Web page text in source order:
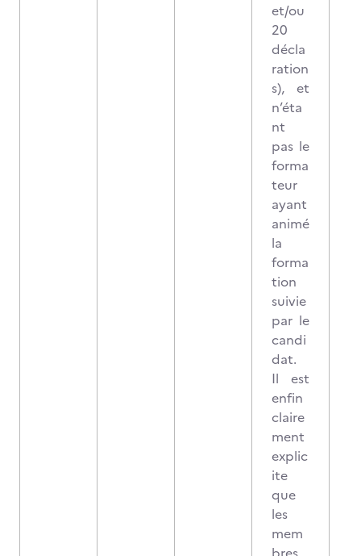
et/ou
20
décla
ration
s), et
n’éta
nt
pas le
forma
teur
ayant
animé
la
forma
tion
suivie
par le
candi
dat.
Il est
enfin
claire
ment
explic
ite
que
les
mem